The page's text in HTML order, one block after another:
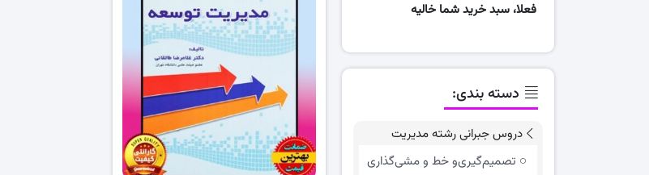
فعلا، سبد خرید شما خالیه
دسته بندی:
دروس جبرانی رشته مدیریت
تصمیم‌گیری‌و خط و مشی‌گذاری